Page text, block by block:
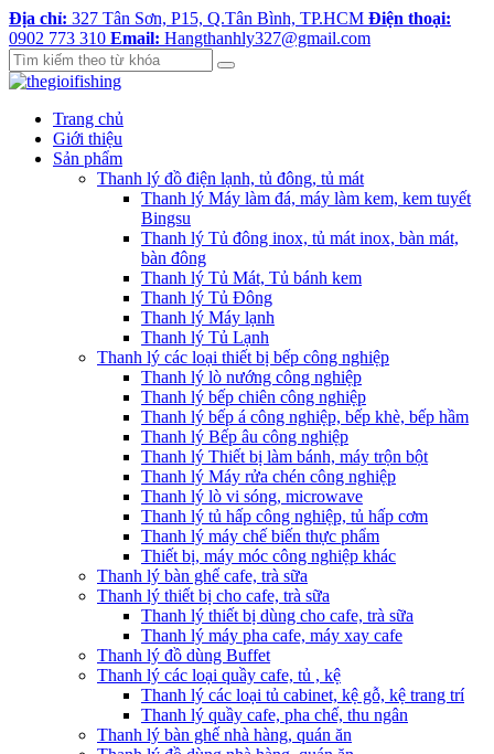
Địa chỉ: 327 Tân Sơn, P15, Q.Tân Bình, TP.HCM Điện thoại:
0902 773 310 Email: Hangthanhly327@gmail.com
Trang chủ
Giới thiệu
Sản phẩm
Thanh lý đồ điện lạnh, tủ đông, tủ mát
Thanh lý Máy làm đá, máy làm kem, kem tuyết
Bingsu
Thanh lý Tủ đông inox, tủ mát inox, bàn mát,
bàn đông
Thanh lý Tủ Mát, Tủ bánh kem
Thanh lý Tủ Đông
Thanh lý Máy lạnh
Thanh lý Tủ Lạnh
Thanh lý các loại thiết bị bếp công nghiệp
Thanh lý lò nướng công nghiệp
Thanh lý bếp chiên công nghiệp
Thanh lý bếp á công nghiệp, bếp khè, bếp hầm
Thanh lý Bếp âu công nghiệp
Thanh lý Thiết bị làm bánh, máy trộn bột
Thanh lý Máy rửa chén công nghiệp
Thanh lý lò vi sóng, microwave
Thanh lý tủ hấp công nghiệp, tủ hấp cơm
Thanh lý máy chế biến thực phẩm
Thiết bị, máy móc công nghiệp khác
Thanh lý bàn ghế cafe, trà sữa
Thanh lý thiết bị cho cafe, trà sữa
Thanh lý thiết bị dùng cho cafe, trà sữa
Thanh lý máy pha cafe, máy xay cafe
Thanh lý đồ dùng Buffet
Thanh lý các loại quầy cafe, tủ , kệ
Thanh lý các loại tủ cabinet, kệ gỗ, kệ trang trí
Thanh lý quầy cafe, pha chế, thu ngân
Thanh lý bàn ghế nhà hàng, quán ăn